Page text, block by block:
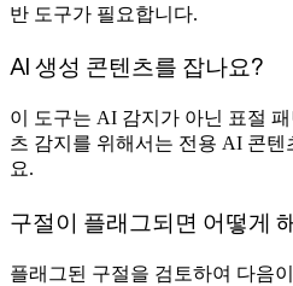
반 도구가 필요합니다.
AI 생성 콘텐츠를 잡나요?
이 도구는 AI 감지가 아닌 표절
츠 감지를 위해서는 전용 AI 콘텐
요.
구절이 플래그되면 어떻게
플래그된 구절을 검토하여 다음